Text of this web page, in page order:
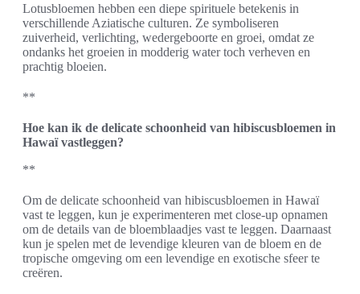
Lotusbloemen hebben een diepe spirituele betekenis in
verschillende Aziatische culturen. Ze symboliseren
zuiverheid, verlichting, wedergeboorte en groei, omdat ze
ondanks het groeien in modderig water toch verheven en
prachtig bloeien.
**
Hoe kan ik de delicate schoonheid van hibiscusbloemen in
Hawaï vastleggen?
**
Om de delicate schoonheid van hibiscusbloemen in Hawaï
vast te leggen, kun je experimenteren met close-up opnamen
om de details van de bloemblaadjes vast te leggen. Daarnaast
kun je spelen met de levendige kleuren van de bloem en de
tropische omgeving om een levendige en exotische sfeer te
creëren.